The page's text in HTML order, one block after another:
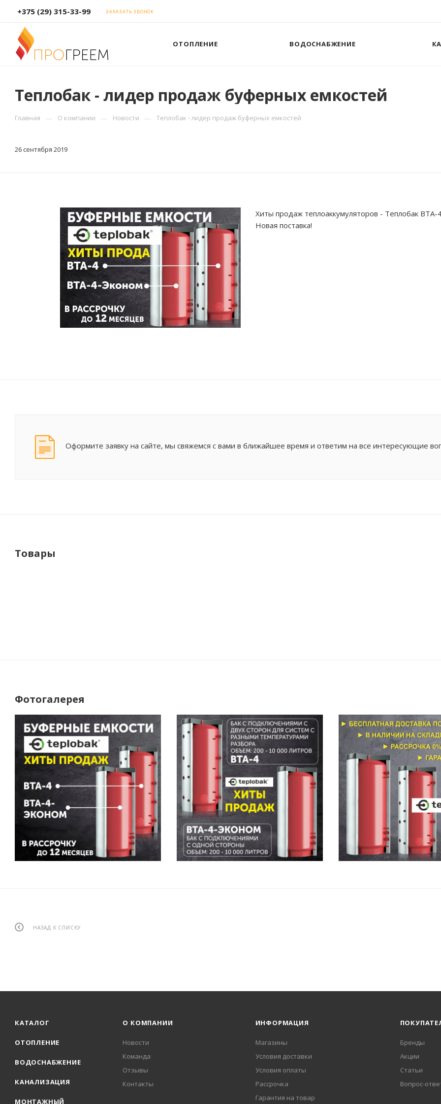
+375 (29) 315-33-99 ЗАКАЗАТЬ ЗВОНОК
ОТОПЛЕНИЕ ВОДОСНАБЖЕНИЕ
Теплобак - лидер продаж буферных емкостей
Главная — О компании — Новости — Теплобак - лидер продаж буферных емкостей
26 сентября 2019
Хиты продаж теплоаккумуляторов - Теплобак
Новая поставка!
Оформите заявку на сайте, мы свяжемся с вами в ближайшее время и ответим на все интересующие
Товары
Фотогалерея
НАЗАД К СПИСКУ
КАТАЛОГ
ОТОПЛЕНИЕ
ВОДОСНАБЖЕНИЕ
КАНАЛИЗАЦИЯ
МОНТАЖНЫЙ
О КОМПАНИИ
Новости
Команда
Отзывы
Контакты
ИНФОРМАЦИЯ
Магазины
Условия доставки
Условия оплаты
Рассрочка
Гарантия на товар
Бренды
Акции
Статьи
Вопрос-